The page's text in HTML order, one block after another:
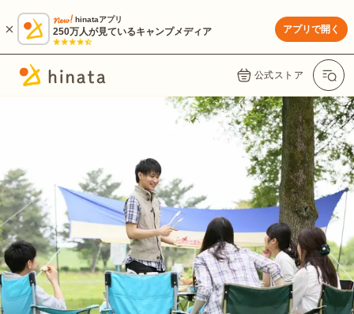
hinataアプリ
250万人が見ているキャンプメディア アプリで開く
公式ストア